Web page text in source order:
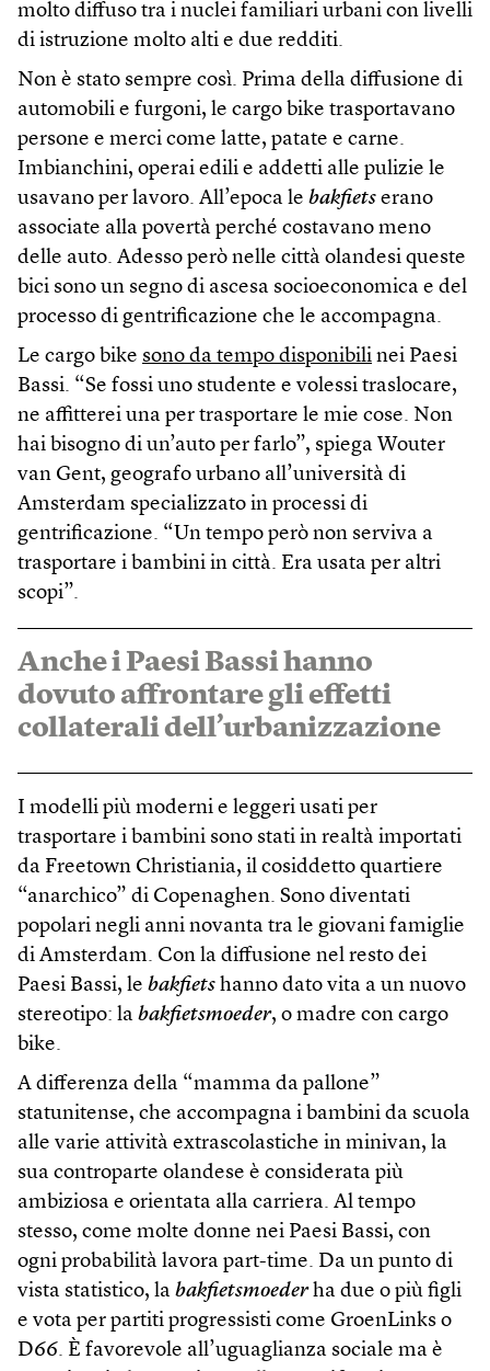
molto diffuso tra i nuclei familiari urbani con livelli
di istruzione molto alti e due redditi.
Non è stato sempre così. Prima della diffusione di
automobili e furgoni, le cargo bike trasportavano
persone e merci come latte, patate e carne.
Imbianchini, operai edili e addetti alle pulizie le
usavano per lavoro. All’epoca le bakfiets erano
associate alla povertà perché costavano meno
delle auto. Adesso però nelle città olandesi queste
bici sono un segno di ascesa socioeconomica e del
processo di gentrificazione che le accompagna.
Le cargo bike sono da tempo disponibili nei Paesi
Bassi. “Se fossi uno studente e volessi traslocare,
ne affitterei una per trasportare le mie cose. Non
hai bisogno di un’auto per farlo”, spiega Wouter
van Gent, geografo urbano all’università di
Amsterdam specializzato in processi di
gentrificazione. “Un tempo però non serviva a
trasportare i bambini in città. Era usata per altri
scopi”.
Anche i Paesi Bassi hanno
dovuto affrontare gli effetti
collaterali dell’urbanizzazione
I modelli più moderni e leggeri usati per
trasportare i bambini sono stati in realtà importati
da Freetown Christiania, il cosiddetto quartiere
“anarchico” di Copenaghen. Sono diventati
popolari negli anni novanta tra le giovani famiglie
di Amsterdam. Con la diffusione nel resto dei
Paesi Bassi, le bakfiets hanno dato vita a un nuovo
stereotipo: la bakfietsmoeder, o madre con cargo
bike.
A differenza della “mamma da pallone”
statunitense, che accompagna i bambini da scuola
alle varie attività extrascolastiche in minivan, la
sua controparte olandese è considerata più
ambiziosa e orientata alla carriera. Al tempo
stesso, come molte donne nei Paesi Bassi, con
ogni probabilità lavora part-time. Da un punto di
vista statistico, la bakfietsmoederha due o più figli
e vota per partiti progressisti come GroenLinks o
D66. È favorevole all’uguaglianza sociale ma è